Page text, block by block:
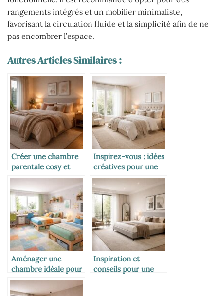
rangements intégrés et un mobilier minimaliste,
favorisant la circulation fluide et la simplicité afin de ne
pas encombrer l’espace.
Autres Articles Similaires :
Créer une chambre
parentale cosy et
chaleureuse pour
des nuits apaisantes
Inspirez-vous : idées
créatives pour une
chambre parentale
confortable et stylée
Aménager une
chambre idéale pour
deux enfants :
astuces et conseils
Inspiration et
conseils pour une